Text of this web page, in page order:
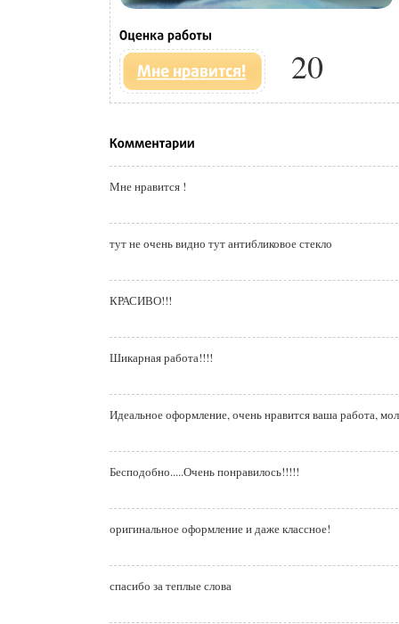
20
Мне нравится !
тут не очень видно тут антибликовое стекло
КРАСИВО!!!
Шикарная работа!!!!
Идеальное оформление, очень нравится ваша работа,
Бесподобно.....Очень понравилось!!!!!
оригинальное оформление и даже классное!
спасибо за теплые слова